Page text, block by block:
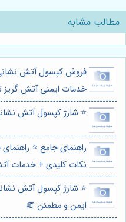
مطالب مشابه
فروش کپسول آتش
خدمات ایمنی آتش گریز
⭐️ شارژ کپسول آتش
راهنمای جامع ⭐️
نکات کلیدی + خدمات
⭐️ شارژ کپسول آتش
ایمن و مطمئن 🧯